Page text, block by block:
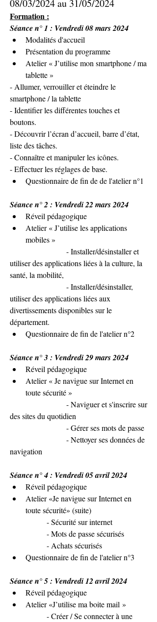
08/03/2024 au 31/05/2024
Formation :
Séance n° 1 : Vendredi 08 mars 2024
Modalités d'accueil
Présentation du programme
Atelier « J’utilise mon smartphone / ma
tablette »
- Allumer, verrouiller et éteindre le
smartphone / la tablette
- Identifier les différentes touches et
boutons.
- Découvrir l’écran d’accueil, barre d’état,
liste des tâches.
- Connaître et manipuler les icônes.
- Effectuer les réglages de base.
Questionnaire de fin de de l'atelier n°1
Séance n° 2 : Vendredi 22 mars 2024
Réveil pédagogique
Atelier « J’utilise les applications
mobiles »
- Installer/désinstaller et
utiliser des applications liées à la culture, la
santé, la mobilité,
- Installer/désinstaller,
utiliser des applications liées aux
divertissements disponibles sur le
département.
Questionnaire de fin de l'atelier n°2
Séance n° 3 : Vendredi 29 mars 2024
Réveil pédagogique
Atelier « Je navigue sur Internet en
toute sécurité »
- Naviguer et s'inscrire sur
des sites du quotidien
- Gérer ses mots de passe
- Nettoyer ses données de
navigation
Séance n° 4 : Vendredi 05 avril 2024
Réveil pédagogique
Atelier «Je navigue sur Internet en
toute sécurité» (suite)
- Sécurité sur internet
- Mots de passe sécurisés
- Achats sécurisés
Questionnaire de fin de l'atelier n°3
Séance n° 5 : Vendredi 12 avril 2024
Réveil pédagogique
Atelier «J’utilise ma boite mail »
- Créer / Se connecter à une